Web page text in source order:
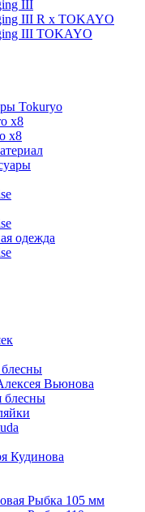
III
III R x TOKAYO
III TOKAYO
Tokuryo
x8
x8
одежда
Вьюнова
блесны
Кудинова
Рыбка 105 мм